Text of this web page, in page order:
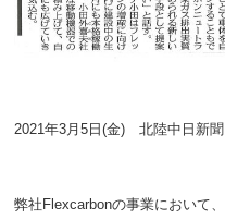
2021年3月5日(金) 北陸中日新聞
弊社Flexcarbonの事業において、